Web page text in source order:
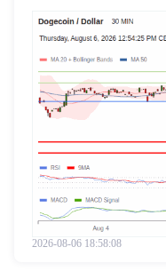
2026-08-06 18:58:08